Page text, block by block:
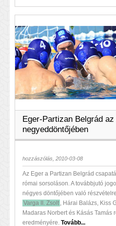
Eger-Partizan Belgrád
negyeddöntőjében
hozzászólás, 2010-03-08
Az Eger a Partizan Belgrád
római sorsoláson. A továbbjutó
négyes döntőjében való
Varga II. Zsolt , Hárai Balázs, Kiss
Madaras Norbert és Kásás Tamás
eredményére. Tovább...